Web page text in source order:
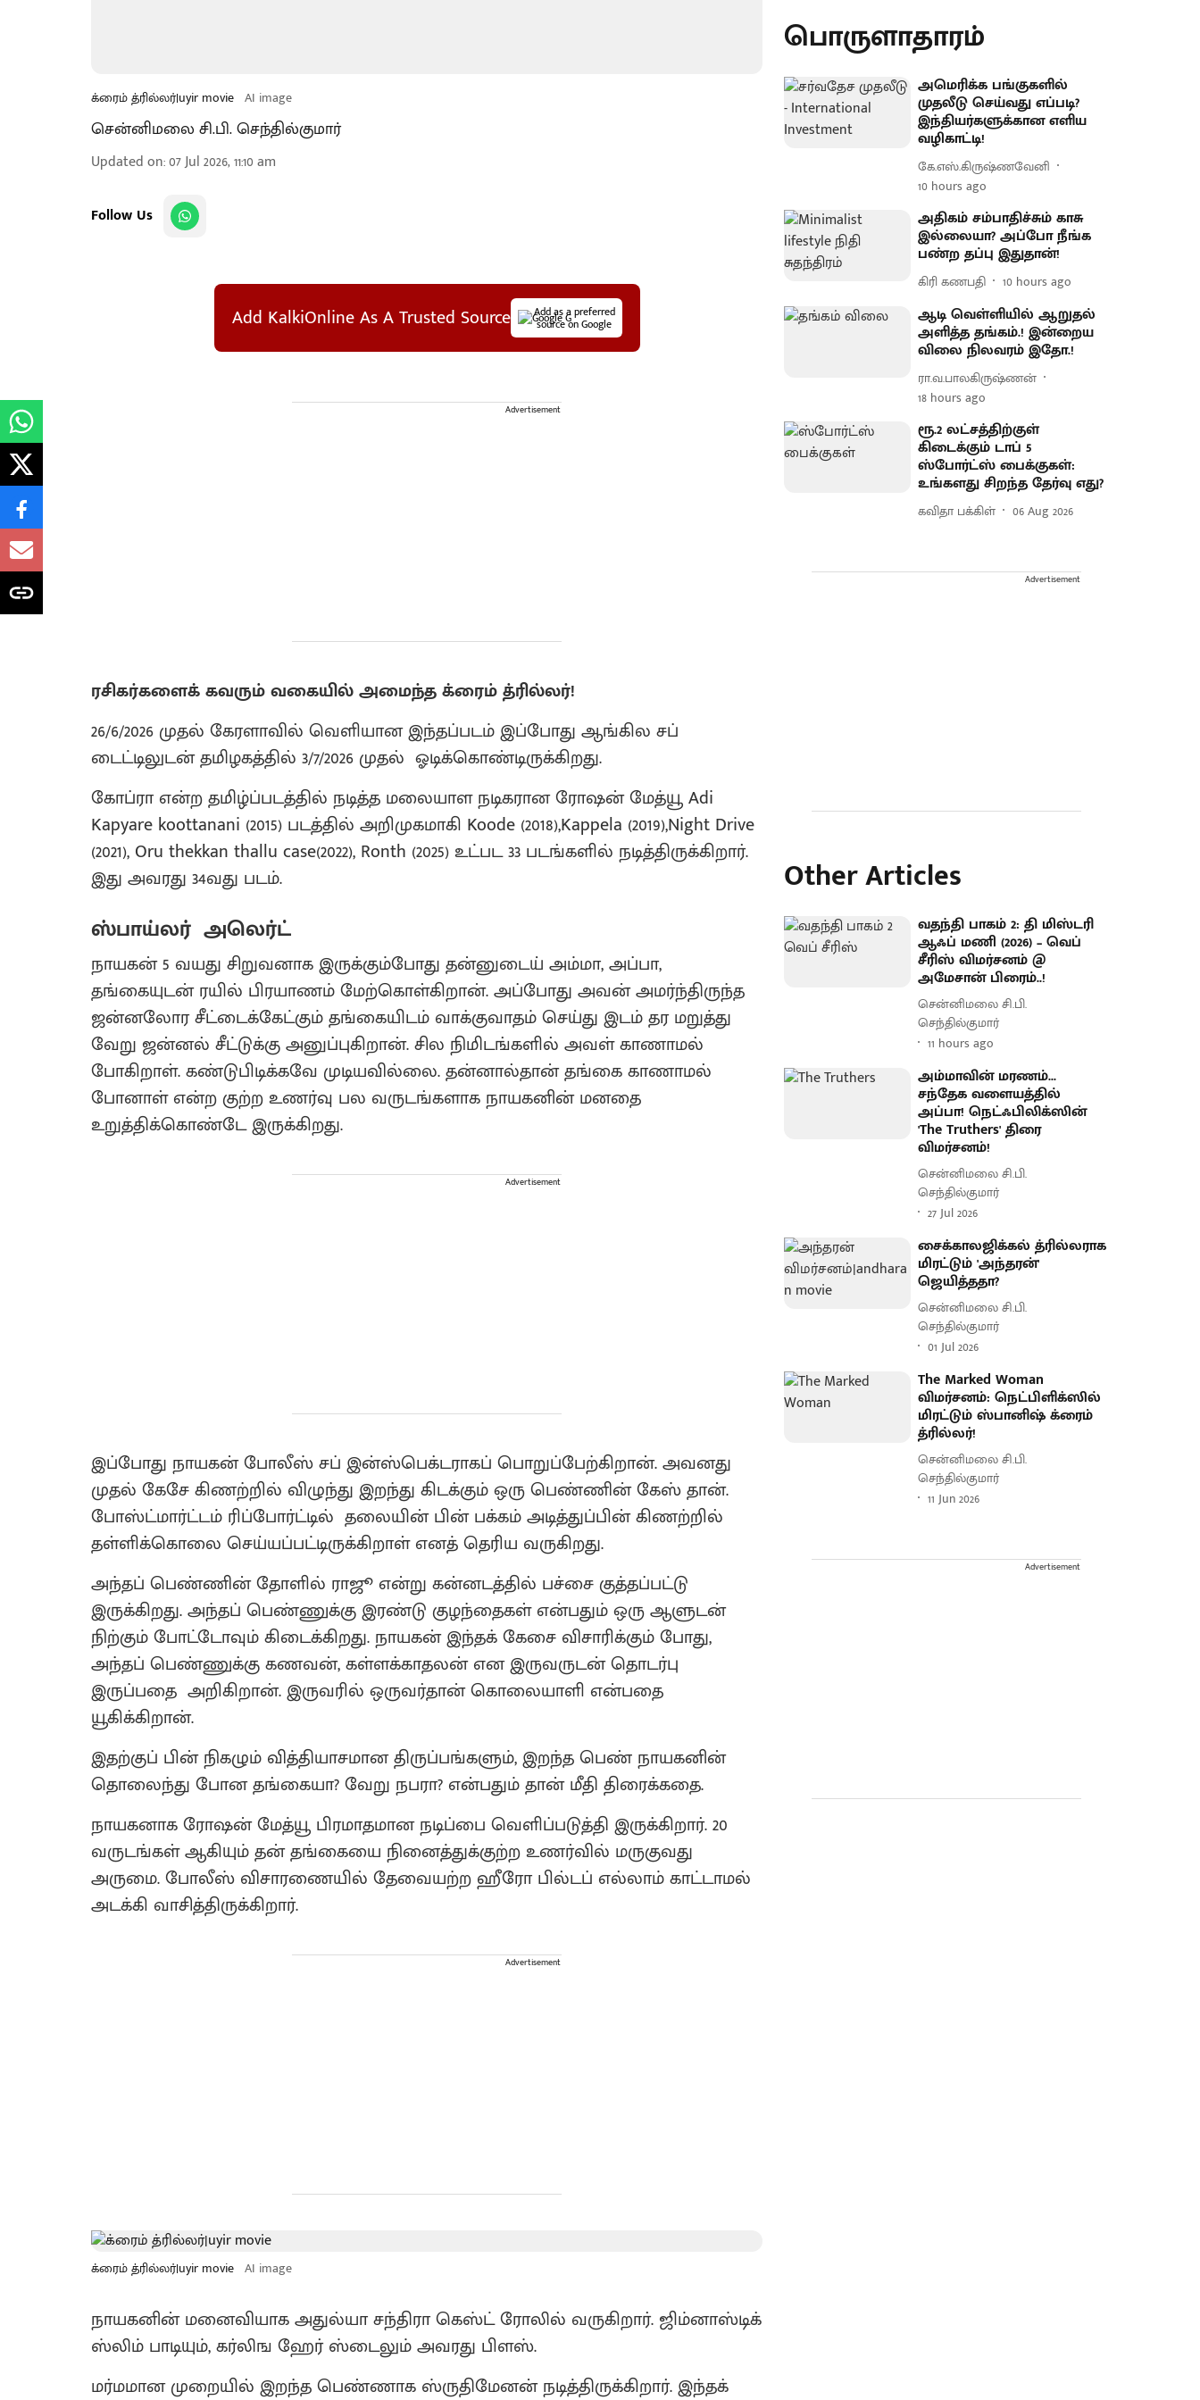
க்ரைம் த்ரில்லர்|uyir movie AI image
சென்னிமலை சி.பி. செந்தில்குமார்
Updated on:07 Jul 2026, 11:10 am
Follow Us
Add KalkiOnline As A Trusted Source Add as a preferred
source on Google
Advertisement
ரசிகர்களைக் கவரும் வகையில் அமைந்த க்ரைம் த்ரில்லர்!
26/6/2026 முதல் கேரளாவில் வெளியான இந்தப்படம் இப்போது ஆங்கில சப்
டைட்டிலுடன் தமிழகத்தில் 3/7/2026 முதல் ஓடிக்கொண்டிருக்கிறது.
கோப்ரா என்ற தமிழ்ப்படத்தில் நடித்த மலையாள நடிகரான ரோஷன் மேத்யூ Adi
Kapyare koottanani (2015) படத்தில் அறிமுகமாகி Koode (2018),Kappela (2019),Night Drive
(2021), Oru thekkan thallu case(2022), Ronth (2025) உட்பட 33 படங்களில் நடித்திருக்கிறார்.
இது அவரது 34வது படம்.
ஸ்பாய்லர் அலெர்ட்
நாயகன் 5 வயது சிறுவனாக இருக்கும்போது தன்னுடைய் அம்மா, அப்பா,
தங்கையுடன் ரயில் பிரயாணம் மேற்கொள்கிறான். அப்போது அவன் அமர்ந்திருந்த
ஜன்னலோர சீட்டைக்கேட்கும் தங்கையிடம் வாக்குவாதம் செய்து இடம் தர மறுத்து
வேறு ஜன்னல் சீட்டுக்கு அனுப்புகிறான். சில நிமிடங்களில் அவள் காணாமல்
போகிறாள். கண்டுபிடிக்கவே முடியவில்லை. தன்னால்தான் தங்கை காணாமல்
போனாள் என்ற குற்ற உணர்வு பல வருடங்களாக நாயகனின் மனதை
உறுத்திக்கொண்டே இருக்கிறது.
Advertisement
இப்போது நாயகன் போலீஸ் சப் இன்ஸ்பெக்டராகப் பொறுப்பேற்கிறான். அவனது
முதல் கேசே கிணற்றில் விழுந்து இறந்து கிடக்கும் ஒரு பெண்ணின் கேஸ் தான்.
போஸ்ட்மார்ட்டம் ரிப்போர்ட்டில் தலையின் பின் பக்கம் அடித்துப்பின் கிணற்றில்
தள்ளிக்கொலை செய்யப்பட்டிருக்கிறாள் எனத் தெரிய வருகிறது.
அந்தப் பெண்ணின் தோளில் ராஜூ என்று கன்னடத்தில் பச்சை குத்தப்பட்டு
இருக்கிறது. அந்தப் பெண்ணுக்கு இரண்டு குழந்தைகள் என்பதும் ஒரு ஆளுடன்
நிற்கும் போட்டோவும் கிடைக்கிறது. நாயகன் இந்தக் கேசை விசாரிக்கும் போது,
அந்தப் பெண்ணுக்கு கணவன், கள்ளக்காதலன் என இருவருடன் தொடர்பு
இருப்பதை அறிகிறான். இருவரில் ஒருவர்தான் கொலையாளி என்பதை
யூகிக்கிறான்.
இதற்குப் பின் நிகழும் வித்தியாசமான திருப்பங்களும், இறந்த பெண் நாயகனின்
தொலைந்து போன தங்கையா? வேறு நபரா? என்பதும் தான் மீதி திரைக்கதை.
நாயகனாக ரோஷன் மேத்யூ பிரமாதமான நடிப்பை வெளிப்படுத்தி இருக்கிறார். 20
வருடங்கள் ஆகியும் தன் தங்கையை நினைத்துக்குற்ற உணர்வில் மருகுவது
அருமை. போலீஸ் விசாரணையில் தேவையற்ற ஹீரோ பில்டப் எல்லாம் காட்டாமல்
அடக்கி வாசித்திருக்கிறார்.
Advertisement
க்ரைம் த்ரில்லர்|uyir movie AI image
நாயகனின் மனைவியாக அதுல்யா சந்திரா கெஸ்ட் ரோலில் வருகிறார். ஜிம்னாஸ்டிக்
ஸ்லிம் பாடியும், கர்லிங ஹேர் ஸ்டைலும் அவரது பிளஸ்.
மர்மமான முறையில் இறந்த பெண்ணாக ஸ்ருதிமேனன் நடித்திருக்கிறார். இந்தக்
பொருளாதாரம்
அமெரிக்க பங்குகளில்
முதலீடு செய்வது எப்படி?
இந்தியர்களுக்கான எளிய
வழிகாட்டி!
கே.எஸ்.கிருஷ்ணவேனி
10 hours ago
அதிகம் சம்பாதிச்சும் காசு
இல்லையா? அப்போ நீங்க
பண்ற தப்பு இதுதான்!
கிரி கணபதி 10 hours ago
ஆடி வெள்ளியில் ஆறுதல்
அளித்த தங்கம்.! இன்றைய
விலை நிலவரம் இதோ.!
ரா.வ.பாலகிருஷ்ணன்
18 hours ago
ரூ.2 லட்சத்திற்குள்
கிடைக்கும் டாப் 5
ஸ்போர்ட்ஸ் பைக்குகள்:
உங்களது சிறந்த தேர்வு எது?
கவிதா பக்கிள் 06 Aug 2026
Advertisement
Other Articles
வதந்தி பாகம் 2: தி மிஸ்டரி
ஆஃப் மணி (2026) – வெப்
சீரிஸ் விமர்சனம் @
அமேசான் பிரைம்..!
சென்னிமலை சி.பி.
செந்தில்குமார்
11 hours ago
அம்மாவின் மரணம்...
சந்தேக வளையத்தில்
அப்பா! நெட்ஃபிலிக்ஸின்
'The Truthers' திரை
விமர்சனம்!
சென்னிமலை சி.பி.
செந்தில்குமார்
27 Jul 2026
சைக்காலஜிக்கல் த்ரில்லராக
மிரட்டும் 'அந்தரன்'
ஜெயித்ததா?
சென்னிமலை சி.பி.
செந்தில்குமார்
01 Jul 2026
The Marked Woman
விமர்சனம்: நெட்பிளிக்ஸில்
மிரட்டும் ஸ்பானிஷ் க்ரைம்
த்ரில்லர்!
சென்னிமலை சி.பி.
செந்தில்குமார்
11 Jun 2026
Advertisement